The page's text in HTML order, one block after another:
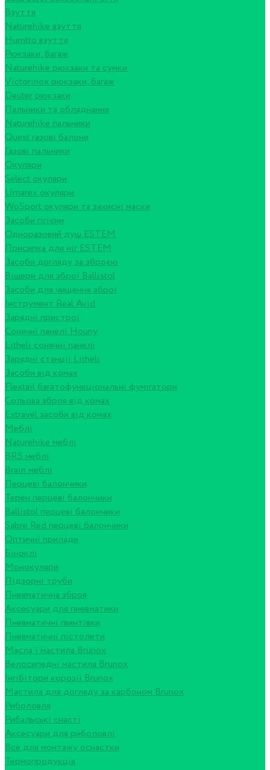
Взуття
Naturehike взуття
Humtto взуття
Рюкзаки, багаж
Naturehike рюкзаки та сумки
Victorinox рюкзаки, багаж
Deuter рюкзаки
Пальники та обладнання
Naturehike пальники
Quest газові балони
Газові пальники
Окуляри
Select окуляри
Umarex окуляри
WoSport окуляри та захисні маски
Засоби гігієни
Одноразовий душ ESTEM
Присипка для ніг ESTEM
Засоби догляду за зброєю
Вішери для зброї Ballistol
Засоби для чищення зброї
Інструмент Real Avid
Зарядні пристрої
Сонячні панелі Houny
Litheli сонячні панелі
Зарядні станції Litheli
Засоби від комах
Flextail багатофункціональні фумігатори
Сольова зброя від комах
Extravel засоби від комах
Меблі
Naturehike меблі
BRS меблі
Brain меблі
Перцеві балончики
Терен перцеві балончики
Ballistol перцеві балончики
Sabre Red перцеві балончики
Оптичні прилади
Біноклі
Монокуляри
Підзорні труби
Пневматична зброя
Аксесуари для пневматики
Пневматичні гвинтівки
Пневматичні пістолети
Масла і мастила Brunox
Велосипедні мастила Brunox
Інгібітори корозії Brunox
Мастила для догляду за карбоном Brunox
Риболовля
Рибальські снасті
Аксесуари для риболовлі
Все для монтажу оснастки
Термопродукція